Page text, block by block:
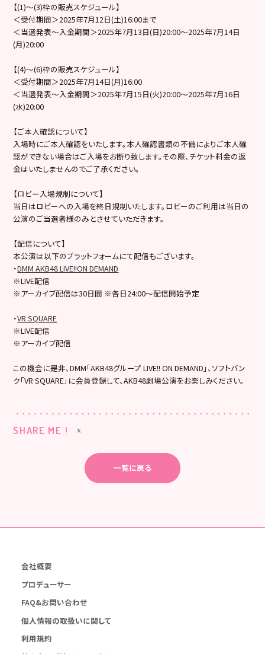
【(1)～(3)枠の販売スケジュール】
＜受付期間＞2025年7月12日(土)16:00まで
＜当選発表～入金期間＞2025年7月13日(日)20:00～2025年7月14日
(月)20:00
【(4)〜(6)枠の販売スケジュール】
＜受付期間＞2025年7月14日(月)16:00
＜当選発表～入金期間＞2025年7月15日(火)20:00～2025年7月16日
(水)20:00
【ご本人確認について】
入場時にご本人確認をいたします。本人確認書類の不備によりご本人確
認ができない場合はご入場をお断り致します。その際、チケット料金の返
金はいたしませんのでご了承ください。
【ロビー入場規制について】
当日はロビーへの入場を終日規制いたします。ロビーのご利用は当日の
公演のご当選者様のみとさせていただきます。
【配信について】
本公演は以下のプラットフォームにて配信もございます。
・DMM AKB48 LIVE!!ON DEMAND
※LIVE配信
※アーカイブ配信は30日間 ※各日24:00～配信開始予定
・VR SQUARE
※LIVE配信
※アーカイブ配信
この機会に是非、DMM「AKB48グループ LIVE!! ON DEMAND」、ソフトバン
ク「VR SQUARE」に会員登録して、AKB48劇場公演をお楽しみください。
SHARE ME !
一覧に戻る
会社概要
プロデューサー
FAQ&お問い合わせ
個人情報の取扱いに関して
利用規約